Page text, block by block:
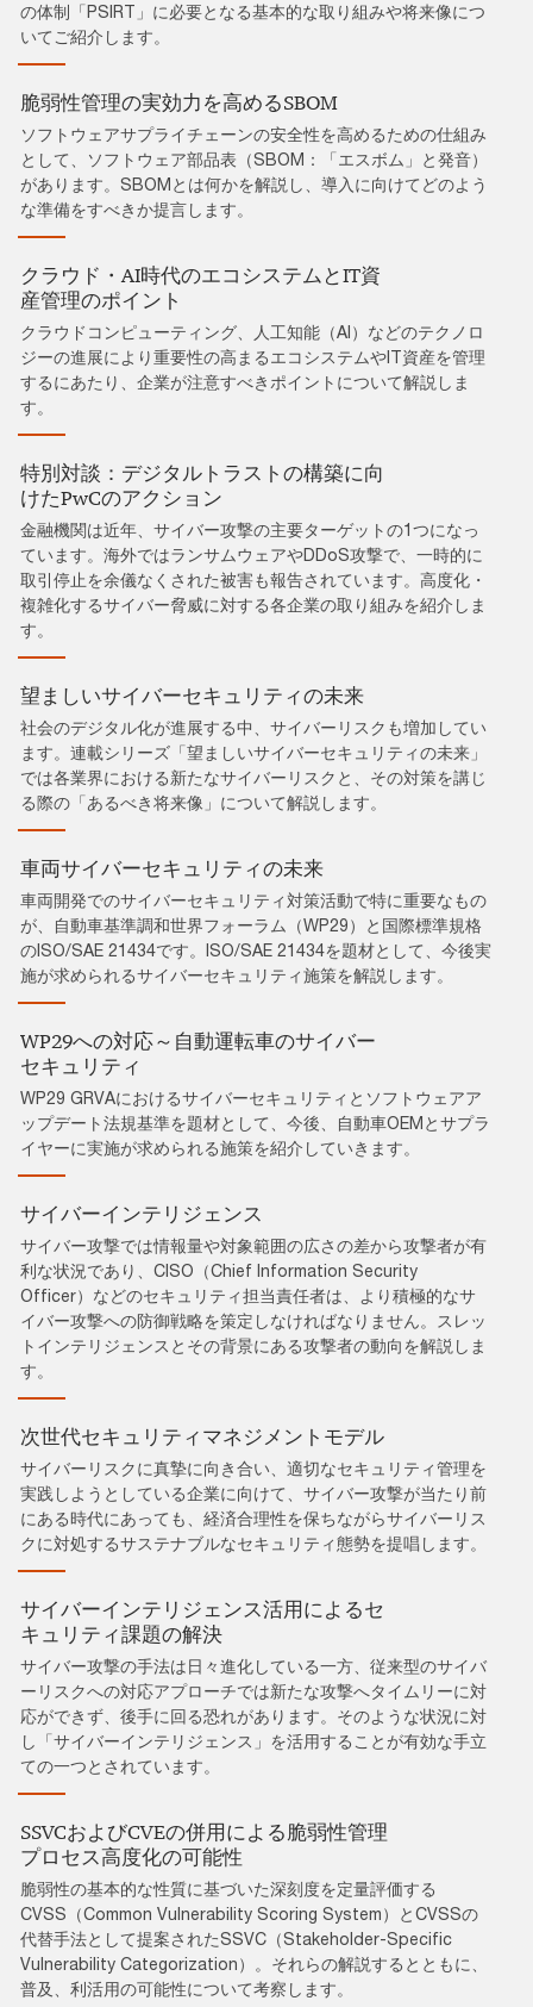
の体制「PSIRT」に必要となる基本的な取り組みや将来像につ
いてご紹介します。
脆弱性管理の実効力を高めるSBOM
ソフトウェアサプライチェーンの安全性を高めるための仕組み
として、ソフトウェア部品表（SBOM：「エスボム」と発音）
があります。SBOMとは何かを解説し、導入に向けてどのよう
な準備をすべきか提言します。
クラウド・AI時代のエコシステムとIT資
産管理のポイント
クラウドコンピューティング、人工知能（AI）などのテクノロ
ジーの進展により重要性の高まるエコシステムやIT資産を管理
するにあたり、企業が注意すべきポイントについて解説しま
す。
特別対談：デジタルトラストの構築に向
けたPwCのアクション
金融機関は近年、サイバー攻撃の主要ターゲットの1つになっ
ています。海外ではランサムウェアやDDoS攻撃で、一時的に
取引停止を余儀なくされた被害も報告されています。高度化・
複雑化するサイバー脅威に対する各企業の取り組みを紹介しま
す。
望ましいサイバーセキュリティの未来
社会のデジタル化が進展する中、サイバーリスクも増加してい
ます。連載シリーズ「望ましいサイバーセキュリティの未来」
では各業界における新たなサイバーリスクと、その対策を講じ
る際の「あるべき将来像」について解説します。
車両サイバーセキュリティの未来
車両開発でのサイバーセキュリティ対策活動で特に重要なもの
が、自動車基準調和世界フォーラム（WP29）と国際標準規格
のISO/SAE 21434です。ISO/SAE 21434を題材として、今後実
施が求められるサイバーセキュリティ施策を解説します。
WP29への対応～自動運転車のサイバー
セキュリティ
WP29 GRVAにおけるサイバーセキュリティとソフトウェアア
ップデート法規基準を題材として、今後、自動車OEMとサプラ
イヤーに実施が求められる施策を紹介していきます。
サイバーインテリジェンス
サイバー攻撃では情報量や対象範囲の広さの差から攻撃者が有
利な状況であり、CISO（Chief Information Security
Officer）などのセキュリティ担当責任者は、より積極的なサ
イバー攻撃への防御戦略を策定しなければなりません。スレッ
トインテリジェンスとその背景にある攻撃者の動向を解説しま
す。
次世代セキュリティマネジメントモデル
サイバーリスクに真摯に向き合い、適切なセキュリティ管理を
実践しようとしている企業に向けて、サイバー攻撃が当たり前
にある時代にあっても、経済合理性を保ちながらサイバーリス
クに対処するサステナブルなセキュリティ態勢を提唱します。
サイバーインテリジェンス活用によるセ
キュリティ課題の解決
サイバー攻撃の手法は日々進化している一方、従来型のサイバ
ーリスクへの対応アプローチでは新たな攻撃へタイムリーに対
応ができず、後手に回る恐れがあります。そのような状況に対
し「サイバーインテリジェンス」を活用することが有効な手立
ての一つとされています。
SSVCおよびCVEの併用による脆弱性管理
プロセス高度化の可能性
脆弱性の基本的な性質に基づいた深刻度を定量評価する
CVSS（Common Vulnerability Scoring System）とCVSSの
代替手法として提案されたSSVC（Stakeholder-Specific
Vulnerability Categorization）。それらの解説するとともに、
普及、利活用の可能性について考察します。